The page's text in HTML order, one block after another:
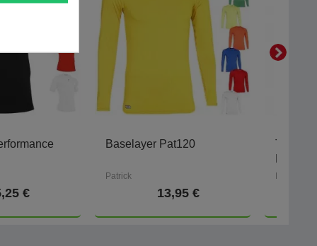
€
Baselayer Pat120
Patrick
13,95 €
T-shirt